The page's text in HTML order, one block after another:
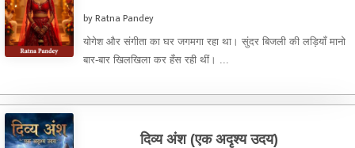
by Ratna Pandey
योगेश और संगीता का घर जगमगा रहा था। सुंदर बिजली की लड़ियाँ मानो
बार-बार खिलखिला कर हँस रही थीं। ...
दिव्य अंश (एक अदृश्य उदय)